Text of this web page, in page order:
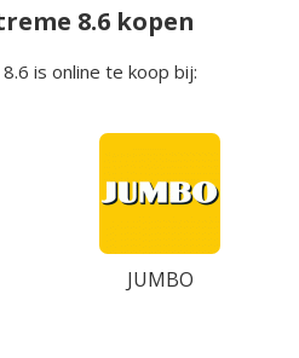
8.6 kopen
is online te koop bij:
JUMBO